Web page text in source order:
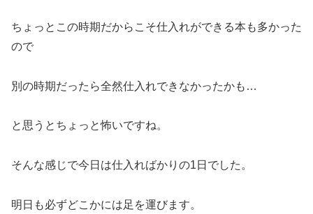
ちょっとこの時期だからこそ仕入れができる本も多かった
ので
別の時期だったら全然仕入れできなかったかも…
と思うとちょっと怖いですね。
そんな感じで今日は仕入ればかりの1日でした。
明日も必ずどこかには足を運びます。